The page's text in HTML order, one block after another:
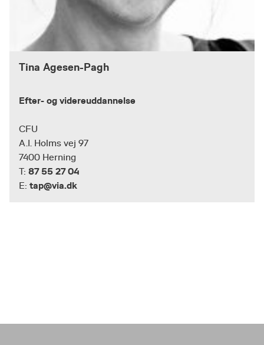
Tina Agesen-Pagh
Efter- og videreuddannelse
CFU
A.I. Holms vej 97
7400 Herning
T: 87 55 27 04
E: tap@via.dk